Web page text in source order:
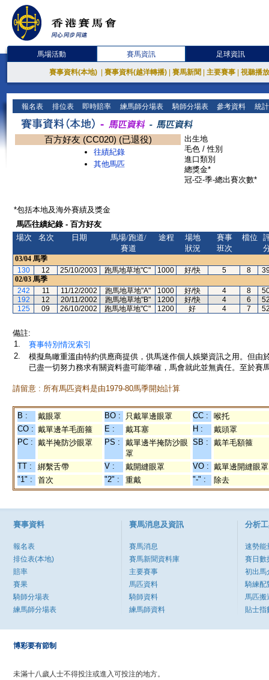
馬場活動 賽馬資訊 足球資訊
賽事資料(本地) 賽事資料(越洋轉播) 賽馬新聞 主要賽事 視聽播
報名表 排位表 即時賠率 練馬師分場表 騎師分場表 參考資料 統
百方好友 (CC020) (已退役)
往績紀錄
其他馬匹
出生地
毛色 / 性別
進口類別
總獎金*
冠-亞-季-總出賽次數*
*包括本地及海外賽績及獎金
馬匹往績紀錄 - 百方好友
場次
名次 日期
馬場/跑道/
賽道
途程
場地
狀況
賽事
班次
檔位
03/04 馬季
130
12 25/10/2003 跑馬地草地"C" 1000 好/快 5 8
02/03 馬季
242
11 11/12/2002 跑馬地草地"A" 1000 好/快 4 8
192
12 20/11/2002 跑馬地草地"B" 1200 好/快 4 6
125
09 26/10/2002 跑馬地草地"C" 1200 好 4 7
備註:
1.
賽事特別情況索引
2.
模擬鳥瞰重溫由特約供應商提供，供馬迷作個人娛樂資訊之用。但
已盡一切努力務求有關資料盡可能準確，馬會就此並無責任。至於賽
請留意 : 所有馬匹資料是由1979-80馬季開始計算
B : 戴眼罩 BO : 只戴單邊眼罩 CC :
喉托
CO : 戴單邊羊毛面箍 E : 戴耳塞 H :
戴頭罩
PC : 戴半掩防沙眼罩 PS :
戴單邊半掩防沙眼
罩
SB : 戴羊毛額箍
TT : 綁繫舌帶 V : 戴開縫眼罩 VO : 戴單邊開縫眼罩
"1" :
首次 "2" : 重戴 "-" : 除去
賽事資料
報名表
排位表(本地)
賠率
賽果
騎師分場表
練馬師分場表
賽馬消息及資訊
賽馬消息
賽馬新聞資料庫
主要賽事
馬匹資料
騎師資料
練馬師資料
分析
速勢能
賽日數
初出馬
騎練配
馬匹搬
貼士指
博彩要有節制
未滿十八歲人士不得投注或進入可投注的地方。